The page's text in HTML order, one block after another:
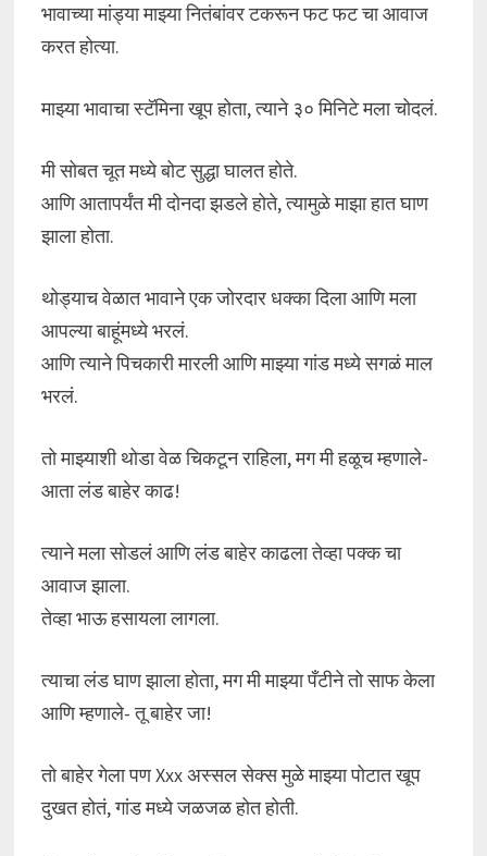
भावाच्या मांड्या माझ्या नितंबांवर टकरून फट फट चा आवाज
करत होत्या.
माझ्या भावाचा स्टॅमिना खूप होता, त्याने ३० मिनिटे मला चोदलं.
मी सोबत चूत मध्ये बोट सुद्धा घालत होते.
आणि आतापर्यंत मी दोनदा झडले होते, त्यामुळे माझा हात घाण
झाला होता.
थोड्याच वेळात भावाने एक जोरदार धक्का दिला आणि मला
आपल्या बाहूंमध्ये भरलं.
आणि त्याने पिचकारी मारली आणि माझ्या गांड मध्ये सगळं माल
भरलं.
तो माझ्याशी थोडा वेळ चिकटून राहिला, मग मी हळूच म्हणाले-
आता लंड बाहेर काढ!
त्याने मला सोडलं आणि लंड बाहेर काढला तेव्हा पक्क चा
आवाज झाला.
तेव्हा भाऊ हसायला लागला.
त्याचा लंड घाण झाला होता, मग मी माझ्या पँटीने तो साफ केला
आणि म्हणाले- तू बाहेर जा!
तो बाहेर गेला पण Xxx अस्सल सेक्स मुळे माझ्या पोटात खूप
दुखत होतं, गांड मध्ये जळजळ होत होती.